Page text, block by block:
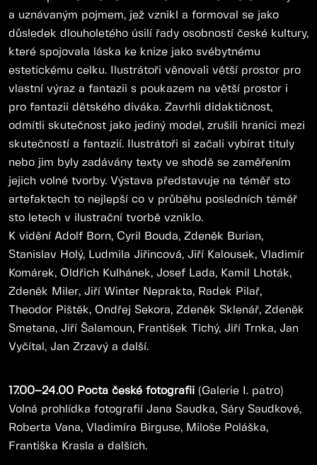
a uznávaným pojmem, jež vznikl a formoval se jako
důsledek dlouholetého úsilí řady osobností české kultury,
které spojovala láska ke knize jako svébytnému
estetickému celku. Ilustrátoři věnovali větší prostor pro
vlastní výraz a fantazii s poukazem na větší prostor i
pro fantazii dětského diváka. Zavrhli didaktičnost,
odmítli skutečnost jako jediný model, zrušili hranici mezi
skutečností a fantazií. Ilustrátoři si začali vybírat tituly
nebo jim byly zadávány texty ve shodě se zaměřením
jejich volné tvorby. Výstava představuje na téměř sto
artefaktech to nejlepší co v průběhu posledních téměř
sto letech v ilustrační tvorbě vzniklo.
K vidění Adolf Born, Cyril Bouda, Zdeněk Burian,
Stanislav Holý, Ludmila Jiřincová, Jiří Kalousek, Vladimír
Komárek, Oldřich Kulhánek, Josef Lada, Kamil Lhoták,
Zdeněk Miler, Jiří Winter Neprakta, Radek Pilař,
Theodor Pištěk, Ondřej Sekora, Zdeněk Sklenář, Zdeněk
Smetana, Jiří Šalamoun, František Tichý, Jiří Trnka, Jan
Vyčítal, Jan Zrzavý a další.
17.00–24.00 Pocta české fotografii (Galerie I. patro)
Volná prohlídka fotografií Jana Saudka, Sáry Saudkové,
Roberta Vana, Vladimíra Birguse, Miloše Poláška,
Františka Krasla a dalších.